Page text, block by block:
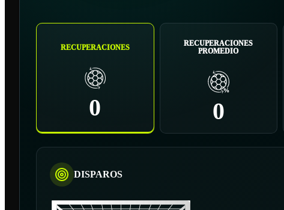
RECUPERACIONES
0
RECUPERACIONES
PROMEDIO
0
DISPAROS